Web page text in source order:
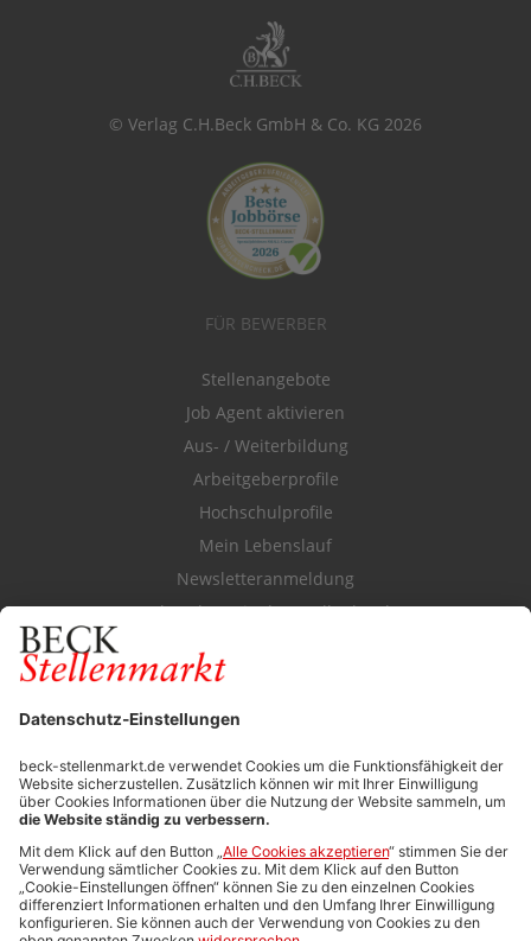
© Verlag C.H.Beck GmbH & Co. KG 2026
FÜR BEWERBER
Stellenangebote
Job Agent aktivieren
Aus- / Weiterbildung
Arbeitgeberprofile
Hochschulprofile
Mein Lebenslauf
Newsletteranmeldung
Durchsuchen Sie den Stellenkatalog
FÜR ARBEITGEBER
Stellenmarktpreise
Anzeigen-AGB
Media-Daten
Newsletteranmeldung
Produktübersicht
ALLGEMEIN